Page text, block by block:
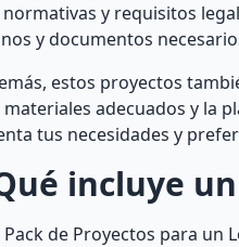
normativas y requisitos
y documentos
estos proyectos
materiales adecuados y la
tus necesidades y
incluye
Pack de Proyectos para un